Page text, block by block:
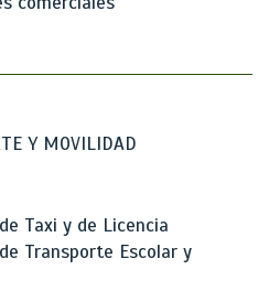
Y MOVILIDAD
Taxi y de Licencia
Transporte Escolar y